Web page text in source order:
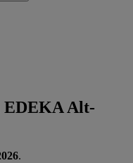
EDEKA Alt-
.